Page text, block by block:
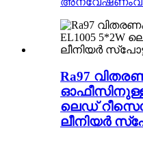
Ra97
ഓഫീസിനുള്ള
ലെഡ്
ലീനിയർ